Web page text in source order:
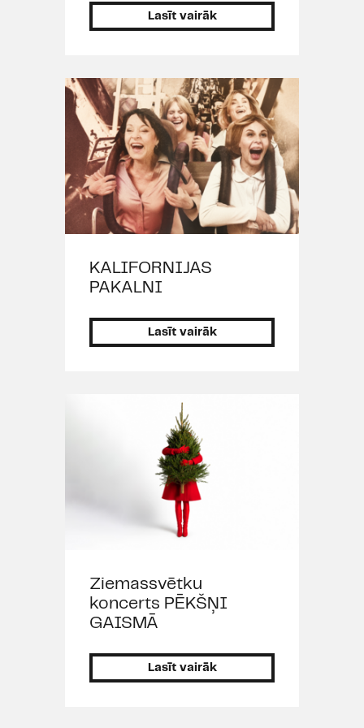
G.Vērenieks, 1999), R.Blaumaņa
„No saldenās pudeles" (rež.
„Otello" (rež. R.Vaivars, 1999),
F.Lehāra / Dž.Dž.Džilindžera „Mana
jautrā atraitne" (rež.
Dž.Dž.Džilindžers, 1998),
M.Makdonas „Klibais no
Inišmānas", rež. K.Auškāps, 1998),
G.Repšes „Stigma" (rež. A.Kantāne,
1997), R.Tomā „Fredijs" (rež.
A.Liniņš, 1997), B.Brehta „Trīsgrašu
G.Gravstrēma „Zāra Leandere" (rež.
J.Streičs, 1996).
Koncertu muzikālais vadītājs,
mūzikas režisors:
uzvedums „Trīs Sprīdīši: turp un
atpakaļ" (rež. Ģ.Ēcis, 2011), Dailes
teātra 90 gadu jubilejas koncerts
(rež. L.Groza, 2010), Teātra dienas
koncerts „Šauj Amors bultu..." (rež.
A.Ozols, 2010), Ziemassvētku
koncerts „Kamēr es dvēseli kārtoju
mīlas vārdi" (rež. V.Liepiņš, 2009),
Jāņa Lūsēna muzikālais vakars ar
skatītājiem „Labvakar, Latvija!" (arī
diriģents; rež. A.Līnis, 2009), Teātra
dienas koncerts „Sorrywood'a jeb
Lasīt vairāk
KALIFORNIJAS
PAKALNI
Lasīt vairāk
Ziemassvētku
koncerts PĒKŠŅI
GAISMĀ
Lasīt vairāk